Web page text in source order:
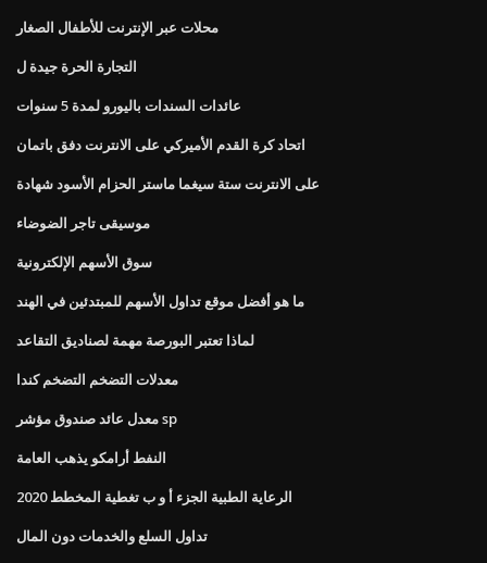
محلات عبر الإنترنت للأطفال الصغار
التجارة الحرة جيدة ل
عائدات السندات باليورو لمدة 5 سنوات
اتحاد كرة القدم الأميركي على الانترنت دفق باتمان
على الانترنت ستة سيغما ماستر الحزام الأسود شهادة
موسيقى تاجر الضوضاء
سوق الأسهم الإلكترونية
ما هو أفضل موقع تداول الأسهم للمبتدئين في الهند
لماذا تعتبر البورصة مهمة لصناديق التقاعد
معدلات التضخم التضخم كندا
معدل عائد صندوق مؤشر sp
النفط أرامكو يذهب العامة
الرعاية الطبية الجزء أ و ب تغطية المخطط 2020
تداول السلع والخدمات دون المال